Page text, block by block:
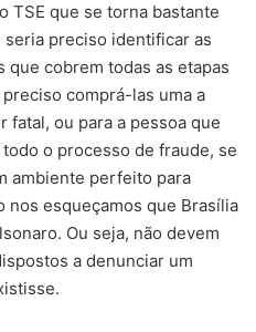
TSE que se torna bastante
preciso identificar as
que cobrem todas as etapas
comprá-las uma a
fatal, ou para a pessoa que
o processo de fraude, se
ambiente perfeito para
nos esqueçamos que Brasília
Ou seja, não devem
a denunciar um